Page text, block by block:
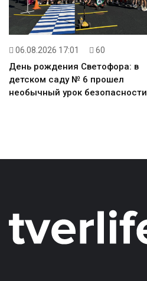
06.08.2026 17:01 60
День рождения Светофора: в
детском саду № 6 прошел
необычный урок безопасности